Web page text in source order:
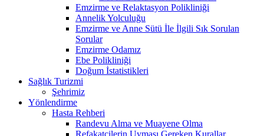
Emzirme ve Relaktasyon Polikliniği
Annelik Yolculuğu
Emzirme ve Anne Sütü İle İlgili Sık Sorulan
Sorular
Emzirme Odamız
Ebe Polikliniği
Doğum İstatistikleri
Sağlık Turizmi
Şehrimiz
Yönlendirme
Hasta Rehberi
Randevu Alma ve Muayene Olma
Refakatçilerin Uyması Gereken Kurallar